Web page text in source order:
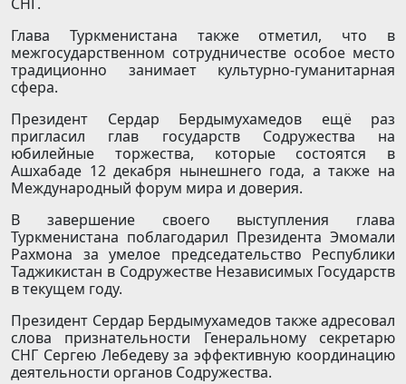
Глава Туркменистана также отметил, что в
межгосударственном сотрудничестве особое место
традиционно занимает культурно-гуманитарная
сфера.
Президент Сердар Бердымухамедов ещё раз
пригласил глав государств Содружества на
юбилейные торжества, которые состоятся в
Ашхабаде 12 декабря нынешнего года, а также на
Международный форум мира и доверия.
В завершение своего выступления глава
Туркменистана поблагодарил Президента Эмомали
Рахмона за умелое председательство Республики
Таджикистан в Содружестве Независимых Государств
в текущем году.
Президент Сердар Бердымухамедов также адресовал
слова признательности Генеральному секретарю
СНГ Сергею Лебедеву за эффективную координацию
деятельности органов Содружества.